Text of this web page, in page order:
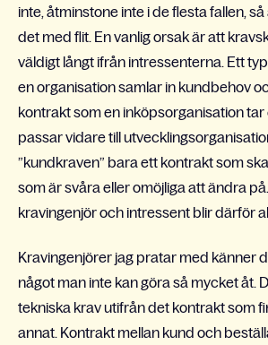
inte, åtminstone inte i de flesta fallen,
det med flit. En vanlig orsak är att
väldigt långt ifrån intressenterna. Ett
en organisation samlar in kundbehov
kontrakt som en inköpsorganisation
passar vidare till
”kundkraven” bara ett kontrakt som
som är svåra eller omöjliga att ändra
kravingenjör och intressent blir därför
Kravingenjörer jag pratar med känner
något man inte kan göra så mycket åt.
tekniska krav utifrån det kontrakt som
annat. Kontrakt mellan kund och